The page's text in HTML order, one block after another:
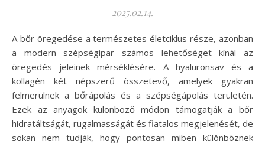
2025.02.14.
A bőr öregedése a természetes életciklus része, azonban
a modern szépségipar számos lehetőséget kínál az
öregedés jeleinek mérséklésére. A hyaluronsav és a
kollagén két népszerű összetevő, amelyek gyakran
felmerülnek a bőrápolás és a szépségápolás területén.
Ezek az anyagok különböző módon támogatják a bőr
hidratáltságát, rugalmasságát és fiatalos megjelenését, de
sokan nem tudják, hogy pontosan miben különböznek